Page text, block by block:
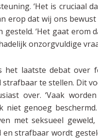
‘Het is cruciaal
erop dat wij ons
gesteld. ‘Het gaat erom
onzorgvuldige
het laatste debat over
strafbaar te stellen. Dit
over. ‘Vaak
niet genoeg
met seksueel
en strafbaar wordt